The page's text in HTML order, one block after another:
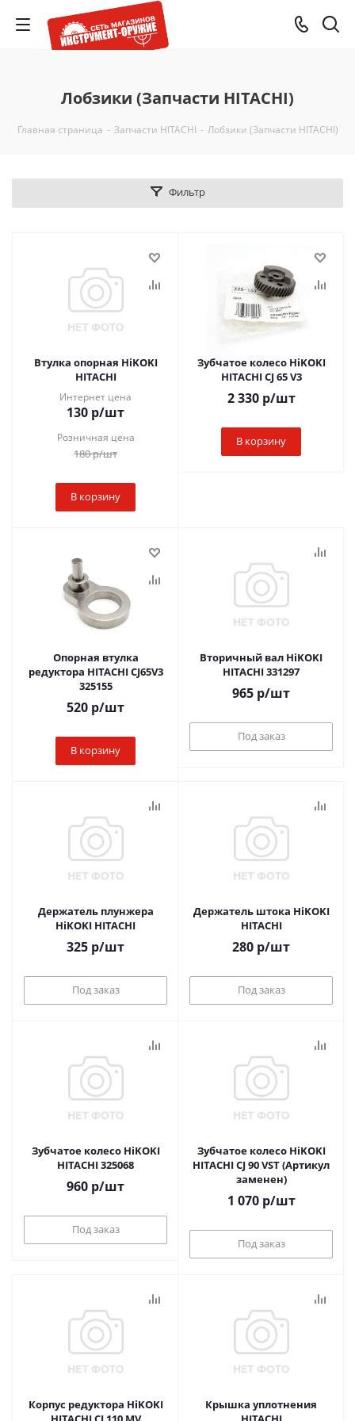
Лобзики (Запчасти HITACHI)
Главная страница - Запчасти HITACHI - Лобзики (Запчасти HITACHI)
Фильтр
Втулка опорная HiKOKI
HITACHI
Интернет цена
130 р/шт
Розничная цена
180р/шт
В корзину
Зубчатое колесо HiKOKI
HITACHI CJ 65 V3
2 330р/шт
В корзину
Опорная втулка
редуктора HITACHI CJ65V3
325155
520 р/шт
В корзину
Вторичный вал HiKOKI
HITACHI 331297
965 р/шт
Под заказ
Держатель плунжера
HiKOKI HITACHI
325 р/шт
Под заказ
Держатель штока HiKOKI
HITACHI
280 р/шт
Под заказ
Зубчатое колесо HiKOKI
HITACHI 325068
960 р/шт
Под заказ
Зубчатое колесо HiKOKI
HITACHI CJ 90 VST (Артикул
заменен)
1 070р/шт
Под заказ
Корпус редуктора HiKOKI
Крышка уплотнения